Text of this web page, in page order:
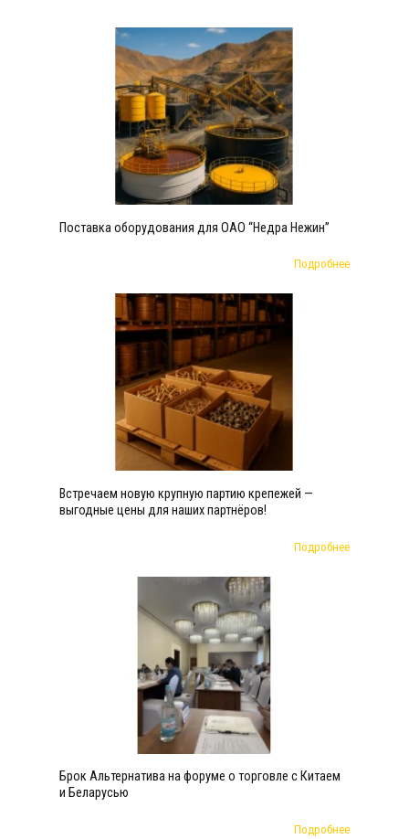
Поставка оборудования для ОАО “Недра Нежин”
Подробнее
Встречаем новую крупную партию крепежей —
выгодные цены для наших партнёров!
Подробнее
Брок Альтернатива на форуме о торговле с Китаем
и Беларусью
Подробнее